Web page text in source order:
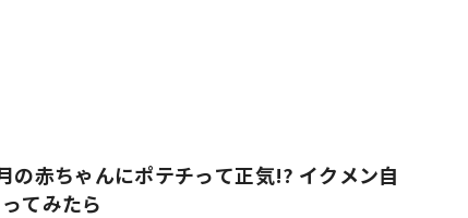
の赤ちゃんにポテチって正気!? イクメン自
てみたら